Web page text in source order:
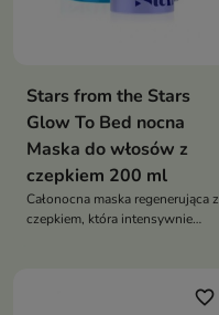
Stars from the Stars
Glow To Bed nocna
Maska do włosów z
czepkiem 200 ml
Całonocna maska regenerująca z
czepkiem, która intensywnie
favorite_border